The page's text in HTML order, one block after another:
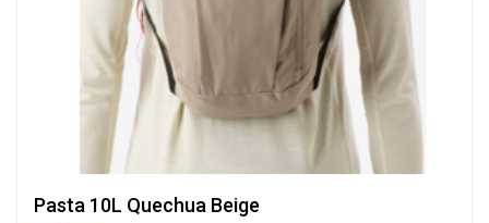
Pasta 10L Quechua Beige